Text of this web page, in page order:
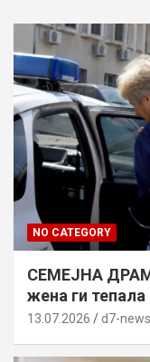
NO CATEGORY
СЕМЕЈНА
жена ги
13.07.2026 d7-news